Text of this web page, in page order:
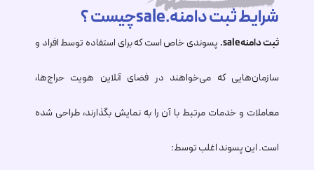
شرایط ثبت دامنه.saleچیست ؟
ثبت دامنه.sale پسوندی خاص است که برای استفاده توسط افراد و
سازمان‌هایی که می‌خواهند در فضای آنلاین هویت حراج‌ها،
معاملات و خدمات مرتبط با آن را به نمایش بگذارند، طراحی شده
است. این پسوند اغلب توسط: